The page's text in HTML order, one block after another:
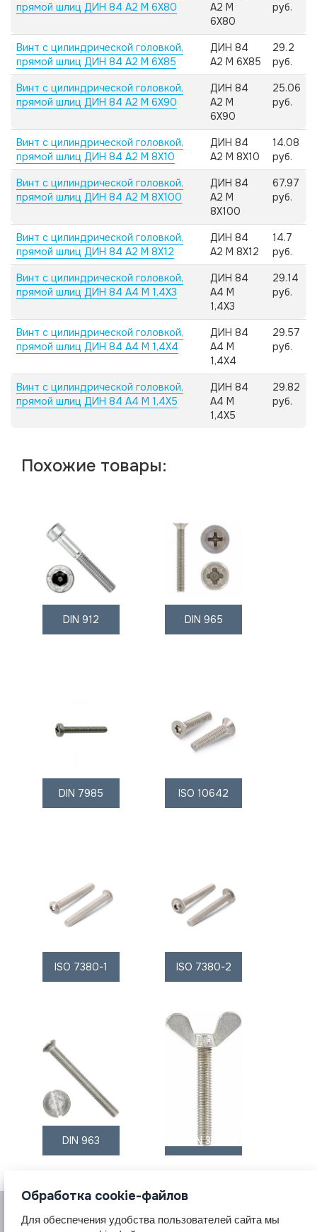
прямой шлиц ДИН 84 А2 M 6X80
А2 M
6X80
руб.
Винт с цилиндрической головкой,
прямой шлиц ДИН 84 А2 M 6X85
ДИН 84
А2 M 6X85
29.2
руб.
Винт с цилиндрической головкой,
прямой шлиц ДИН 84 А2 M 6X90
ДИН 84
А2 M
6X90
25.06
руб.
Винт с цилиндрической головкой,
прямой шлиц ДИН 84 А2 M 8X10
ДИН 84
А2 M 8X10
14.08
руб.
Винт с цилиндрической головкой,
прямой шлиц ДИН 84 А2 M 8X100
ДИН 84
А2 M
8X100
67.97
руб.
Винт с цилиндрической головкой,
прямой шлиц ДИН 84 А2 M 8X12
ДИН 84
А2 M 8X12
14.7
руб.
Винт с цилиндрической головкой,
прямой шлиц ДИН 84 А4 M 1,4X3
ДИН 84
А4 M
1,4X3
29.14
руб.
Винт с цилиндрической головкой,
прямой шлиц ДИН 84 А4 M 1,4X4
ДИН 84
А4 M
1,4X4
29.57
руб.
Винт с цилиндрической головкой,
прямой шлиц ДИН 84 А4 M 1,4X5
ДИН 84
А4 M
1,4X5
29.82
руб.
Похожие товары:
DIN 912 DIN 965
DIN 7985 ISO 10642
ISO 7380-1 ISO 7380-2
DIN 963 DIN 316
Обработка cookie-файлов
Для обеспечения удобства пользователей сайта мы